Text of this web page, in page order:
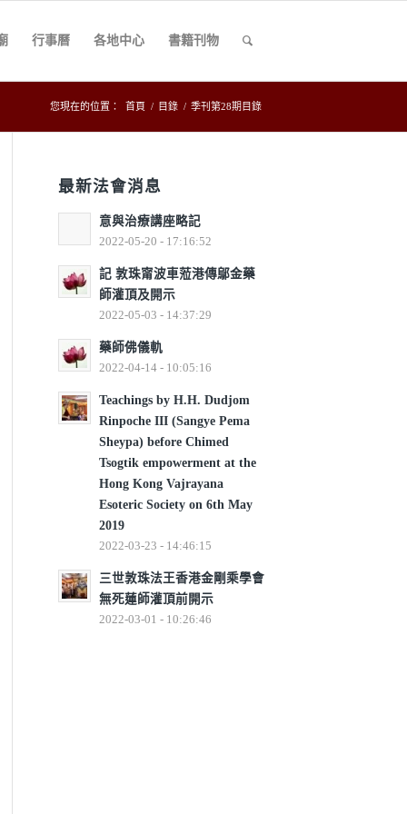
行事曆 各地中心 書籍刊物
您現在的位置： 首頁 / 目錄 / 季刊第28期目錄
最新法會消息
意與治療講座略記
2022-05-20 - 17:16:52
記 敦珠甯波車蒞港傳鄔金藥
師灌頂及開示
2022-05-03 - 14:37:29
藥師佛儀軌
2022-04-14 - 10:05:16
Teachings by H.H. Dudjom
Rinpoche III (Sangye Pema
Sheypa) before Chimed
Tsogtik empowerment at the
Hong Kong Vajrayana
Esoteric Society on 6th May
2019
2022-03-23 - 14:46:15
三世敦珠法王香港金剛乘學會
無死蓮師灌頂前開示
2022-03-01 - 10:26:46